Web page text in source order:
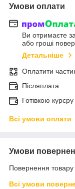
Умови оплати
Ви отримаєте
або гроші
Детальніше
Оплатити
Післяплата
Готівкою курєру
Всі умови оплати
Умови
Повернення
Всі умови